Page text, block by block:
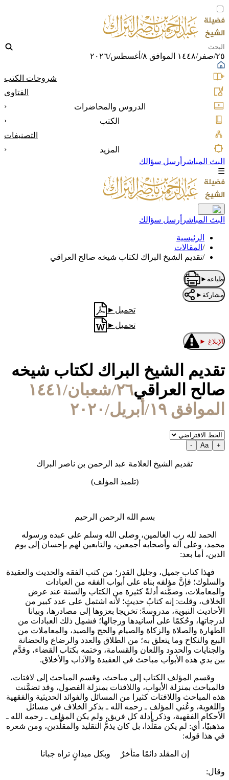
٢٥/صفر/١٤٤٨ الموافق ٨/أغسطس/٢٠٢٦
شروحات الكتب
الفتاوى
الدروس والمحاضرات
‹
الكتب
‹
التصنيفات
المزيد
‹
البث المباشر أرسل سؤالك
☰
البث المباشر أرسل سؤالك
الرئيسية
/ المقالات
/تقديم الشيخ البراك لكتاب شيخه صالح العراقي
طباعة ►
مشاركة ►
تحميل ►
تحميل ►
الإبلاغ ►
تقديم الشيخ البراك لكتاب شيخه
صالح العراقي
٢٦/شعبان/١٤٤١
الموافق ١٩/أبريل/٢٠٢٠
+
Aa
-
تقديم الشيخ العلامة عبد الرحمن بن ناصر البراك
(تلميذ المؤلف)
بسم الله الرحمن الرحيم
الحمد لله رب العالمين، وصلى الله وسلم على عبده ورسوله
محمد، وعلى آله وأصحابه أجمعين، والتابعين لهم بإحسان إلى يوم
الدين، أما بعد:
فهذا كتاب جميل، وجليل القدر؛ من كتب الفقه والحديث والعقيدة
والسلوك؛ فإنَّ مؤلفه بناه على أبواب الفقه من العبادات
والمعاملات، وضمَّنه أدلةً كثيرة من الكتاب والسنة عند عرض
الخلاف، وقلت: إنه كتابُ حديثٍ؛ لأنه اشتمل على عدد كبير من
الأحاديث النبوية، مدروسةً: تخريجا بعزوها إلى مصادرها، وبيانا
لدرجاتها، وحُكمًا على أسانيدها ورجالها؛ فشمِل ذلك العبادات من
الطهارة والصلاة والزكاة والصيام والحج والصيد، والمعاملات من
البيع والنكاح وما يتعلق به؛ من الطلاق والعدد والرضاع والحضانة
والجنايات والحدود واللعان والقسامة، وختمه بكتاب القضاء، وقدَّم
بين يدي هذه الأبواب مباحث في العقيدة والآداب والأخلاق.
وقسم المؤلف الكتاب إلى مباحث، وقسم المباحث إلى لافتات،
فالمباحث بمنزلة الأبواب، واللافتات بمنزلة الفصول، وقد تضمَّنت
هذه المباحث واللافتات كثيرا من المسائل والفوائد الحديثية والفقهية
واللغوية، وعُني المؤلف ـ رحمه الله ـ بذكر الخلاف في مسائل
الأحكام الفقهية، وذكر أدلة كل فريق، ولم يكن المؤلف ـ رحمه الله ـ
مذهبيًا، أي: لم يكن مقلِّدا، بل كان يذمُّ التقليد والمقلِّدين، ومن شعره
في هذا قوله:
إن المقلد دائمًا متأخرٌ وبكل ميدانٍ تراه جبانا
وقال: